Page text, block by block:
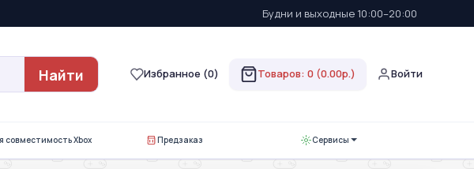
Будни и выходные 10:00–20:00
Найти Избранное (0) Товаров: 0 (0.00р.) Войти
совместимость Xbox Предзаказ Сервисы